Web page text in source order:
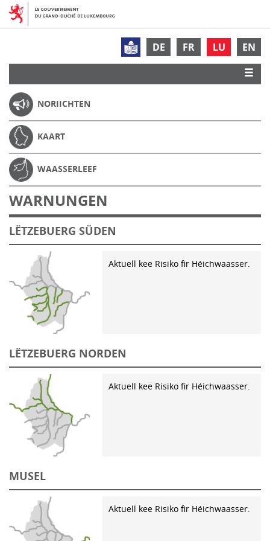
DE FR LU EN
NORIICHTEN
KAART
WAASSERLEEF
WARNUNGEN
LËTZEBUERG SÜDEN
Aktuell kee Risiko fir Héichwaasser.
LËTZEBUERG NORDEN
Aktuell kee Risiko fir Héichwaasser.
MUSEL
Aktuell kee Risiko fir Héichwaasser.